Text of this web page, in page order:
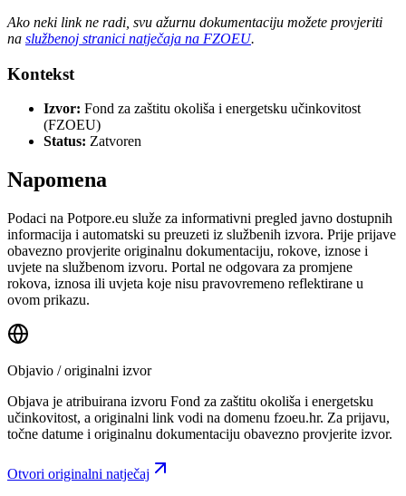
Ako neki link ne radi, svu ažurnu dokumentaciju možete provjeriti
na službenoj stranici natječaja na FZOEU.
Kontekst
Izvor: Fond za zaštitu okoliša i energetsku učinkovitost
(FZOEU)
Status: Zatvoren
Napomena
Podaci na Potpore.eu služe za informativni pregled javno dostupnih
informacija i automatski su preuzeti iz službenih izvora. Prije prijave
obavezno provjerite originalnu dokumentaciju, rokove, iznose i
uvjete na službenom izvoru. Portal ne odgovara za promjene
rokova, iznosa ili uvjeta koje nisu pravovremeno reflektirane u
ovom prikazu.
Objavio / originalni izvor
Objava je atribuirana izvoru Fond za zaštitu okoliša i energetsku
učinkovitost, a originalni link vodi na domenu fzoeu.hr. Za prijavu,
točne datume i originalnu dokumentaciju obavezno provjerite izvor.
Otvori originalni natječaj